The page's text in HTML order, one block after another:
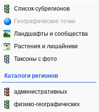
Список субрегионов
Географические точки
Ландшафты и сообщества
Растения и лишайники
Таксоны с фото
Каталоги регионов
административных
физико-географических